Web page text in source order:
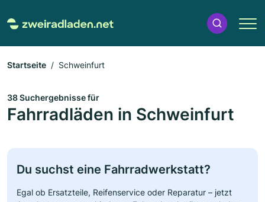
Startseite Schweinfurt
38 Suchergebnisse für
Fahrradläden in Schweinfurt
Du suchst eine Fahrradwerkstatt?
Egal ob Ersatzteile, Reifenservice oder Reparatur – jetzt